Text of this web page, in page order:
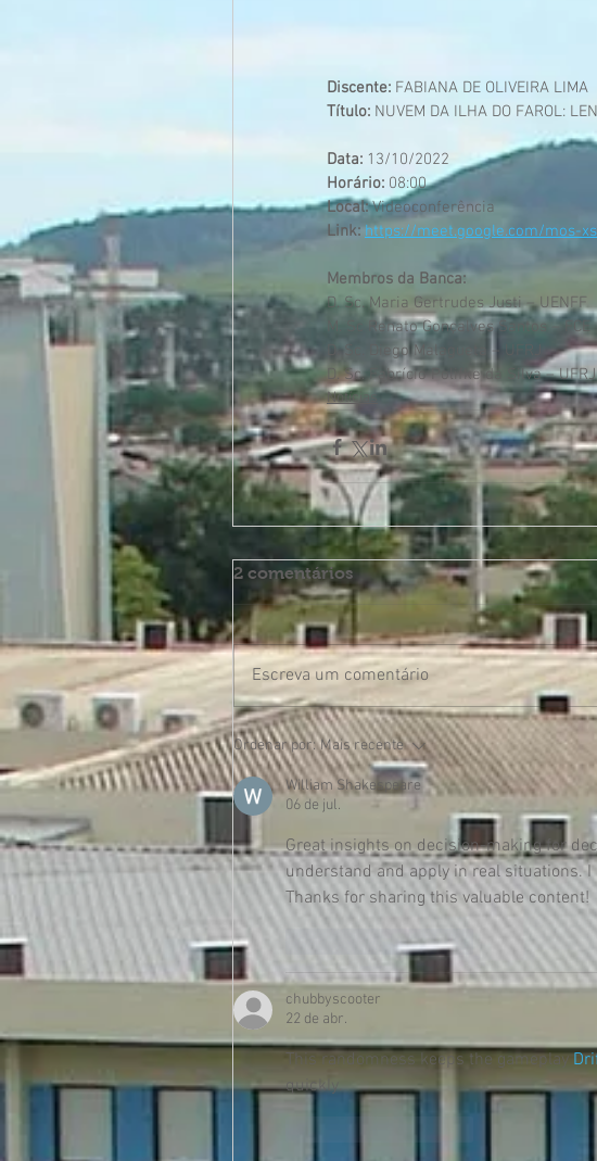
Discente: FABIANA DE OLIVEIRA LIMA
Título: NUVEM DA ILHA DO FAROL:
Data: 13/10/2022
Horário: 08:00
Local: Videoconferência
Link: https://meet.google.com/mos-
Membros da Banca:
D. Sc. Maria Gertrudes Justi – UENFF
M. Sc Renato Gonçalves Santos – FCE
D. Sc. Diego Malagueta – UFRJ
D. Sc. Fabrício Polifke da Silva – UFRJ
Notícias
2 comentários
Escreva um comentário
Ordenar por: Mais recente
William Shakespeare
06 de jul.
Great insights on decision-making for
understand and apply in real situations. I
Thanks for sharing this valuable content!
Responder
chubbyscooter
22 de abr.
This randomness keeps the gameplay
quickly.